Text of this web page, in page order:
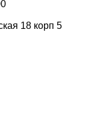
18 корп 5